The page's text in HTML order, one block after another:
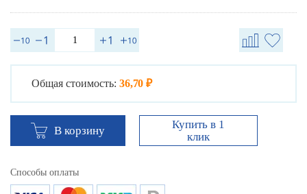
Общая стоимость: 36,70 ₽
В корзину
Купить в 1
клик
Способы оплаты